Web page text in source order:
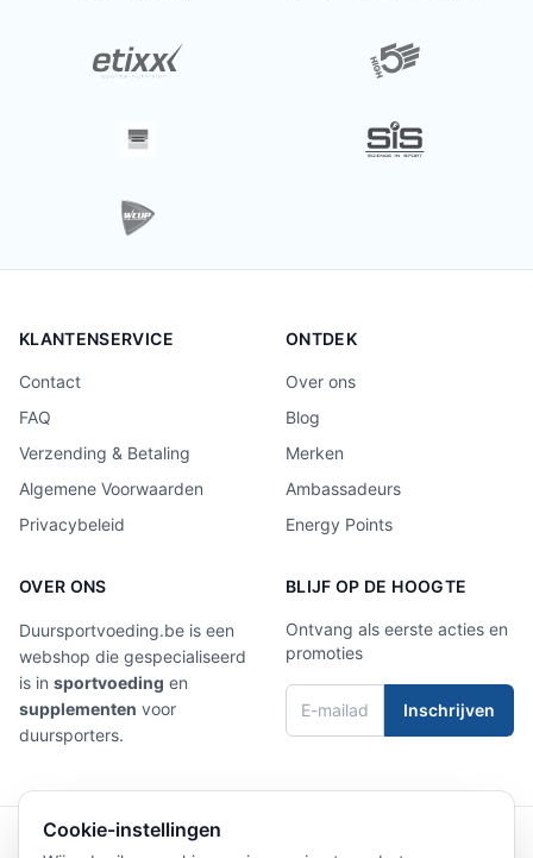
KLANTENSERVICE
Contact
FAQ
Verzending & Betaling
Algemene Voorwaarden
Privacybeleid
ONTDEK
Over ons
Blog
Merken
Ambassadeurs
Energy Points
OVER ONS
Duursportvoeding.be is een
webshop die gespecialiseerd
is in sportvoeding en
supplementen voor
duursporters.
BLIJF OP DE HOOGTE
Ontvang als eerste acties en
promoties
Inschrijven
Cookie-instellingen